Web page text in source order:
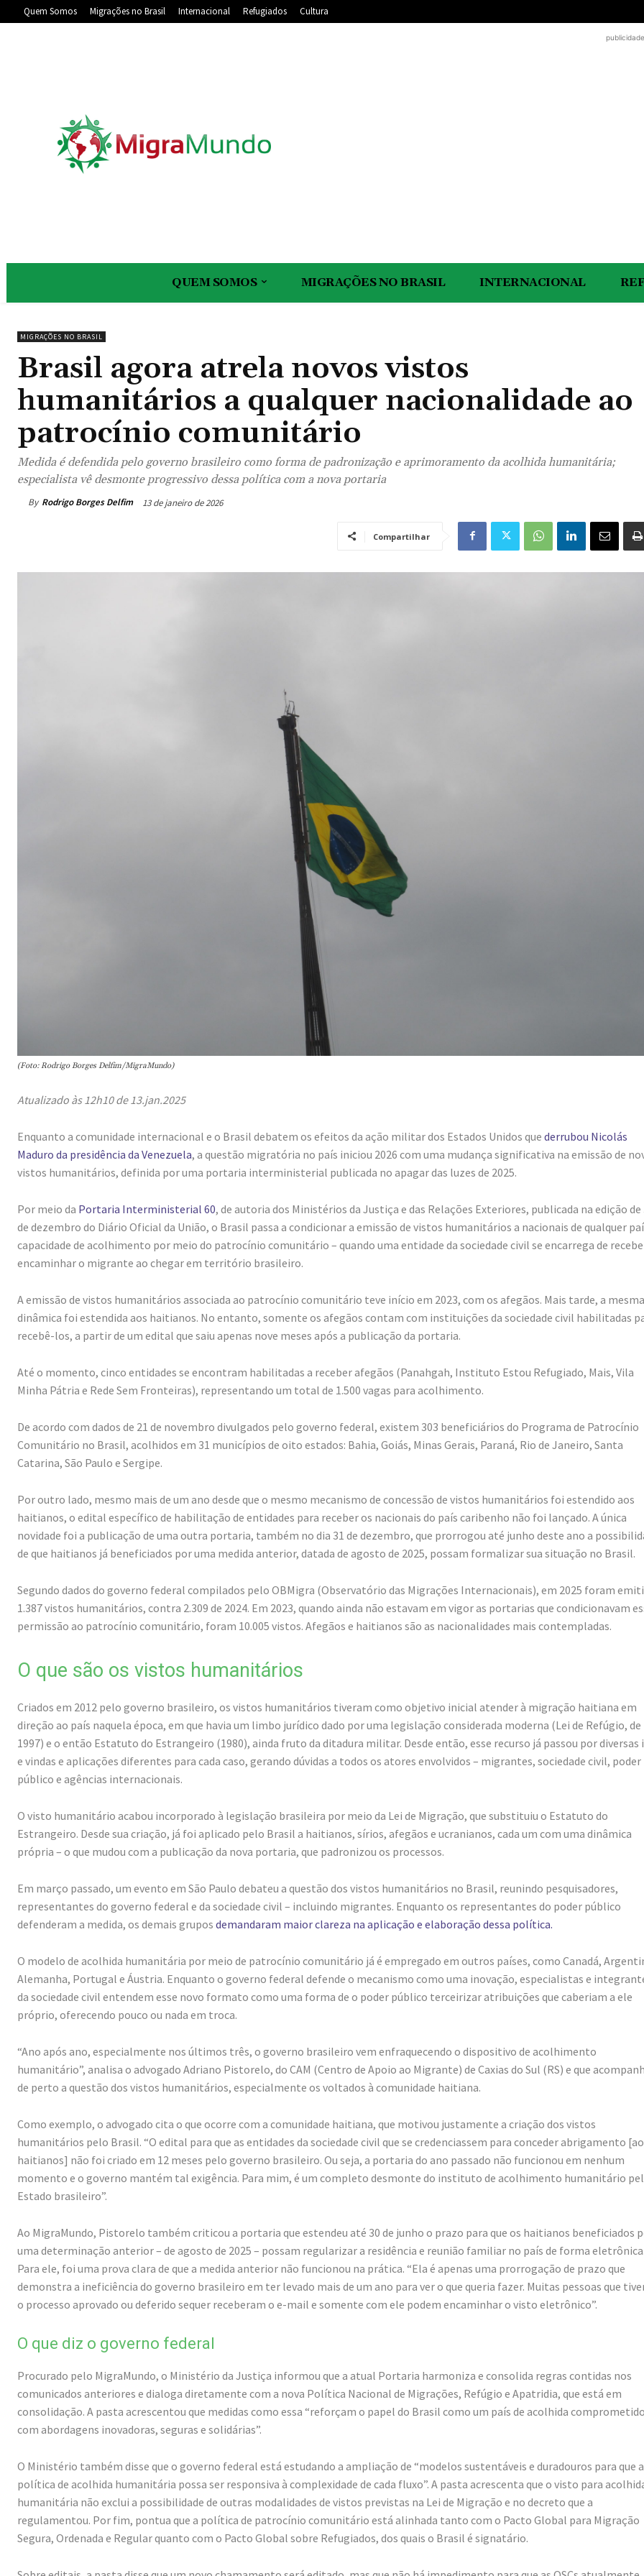
Quem Somos Migrações no Brasil Internacional Refugiados Cultura
QUEM SOMOS MIGRAÇÕES NO BRASIL INTERNACIONAL
MIGRAÇÕES NO BRASIL
Brasil agora atrela novos vistos
humanitários a qualquer nacionalidade ao
patrocínio comunitário
Medida é defendida pelo governo brasileiro como forma de padronização e aprimoramento da acolhida humanitária;
especialista vê desmonte progressivo dessa política com a nova portaria
By Rodrigo Borges Delfim 13 de janeiro de 2026
Compartilhar
(Foto: Rodrigo Borges Delfim/MigraMundo)
Atualizado às 12h10 de 13.jan.2025
Enquanto a comunidade internacional e o Brasil debatem os efeitos da ação militar dos Estados Unidos que derrubou Nicolás
Maduro da presidência da Venezuela, a questão migratória no país iniciou 2026 com uma mudança significativa na emissão de
vistos humanitários, definida por uma portaria interministerial publicada no apagar das luzes de 2025.
Por meio da Portaria Interministerial 60, de autoria dos Ministérios da Justiça e das Relações Exteriores, publicada na edição de
de dezembro do Diário Oficial da União, o Brasil passa a condicionar a emissão de vistos humanitários a nacionais de qualquer
capacidade de acolhimento por meio do patrocínio comunitário – quando uma entidade da sociedade civil se encarrega de
encaminhar o migrante ao chegar em território brasileiro.
A emissão de vistos humanitários associada ao patrocínio comunitário teve início em 2023, com os afegãos. Mais tarde, a mesma
dinâmica foi estendida aos haitianos. No entanto, somente os afegãos contam com instituições da sociedade civil habilitadas
recebê-los, a partir de um edital que saiu apenas nove meses após a publicação da portaria.
Até o momento, cinco entidades se encontram habilitadas a receber afegãos (Panahgah, Instituto Estou Refugiado, Mais, Vila
Minha Pátria e Rede Sem Fronteiras), representando um total de 1.500 vagas para acolhimento.
De acordo com dados de 21 de novembro divulgados pelo governo federal, existem 303 beneficiários do Programa de Patrocínio
Comunitário no Brasil, acolhidos em 31 municípios de oito estados: Bahia, Goiás, Minas Gerais, Paraná, Rio de Janeiro, Santa
Catarina, São Paulo e Sergipe.
Por outro lado, mesmo mais de um ano desde que o mesmo mecanismo de concessão de vistos humanitários foi estendido aos
haitianos, o edital específico de habilitação de entidades para receber os nacionais do país caribenho não foi lançado. A única
novidade foi a publicação de uma outra portaria, também no dia 31 de dezembro, que prorrogou até junho deste ano a
de que haitianos já beneficiados por uma medida anterior, datada de agosto de 2025, possam formalizar sua situação no Brasil.
Segundo dados do governo federal compilados pelo OBMigra (Observatório das Migrações Internacionais), em 2025 foram
1.387 vistos humanitários, contra 2.309 de 2024. Em 2023, quando ainda não estavam em vigor as portarias que condicionavam
permissão ao patrocínio comunitário, foram 10.005 vistos. Afegãos e haitianos são as nacionalidades mais contempladas.
O que são os vistos humanitários
Criados em 2012 pelo governo brasileiro, os vistos humanitários tiveram como objetivo inicial atender à migração haitiana em
direção ao país naquela época, em que havia um limbo jurídico dado por uma legislação considerada moderna (Lei de Refúgio, de
1997) e o então Estatuto do Estrangeiro (1980), ainda fruto da ditadura militar. Desde então, esse recurso já passou por diversas
e vindas e aplicações diferentes para cada caso, gerando dúvidas a todos os atores envolvidos – migrantes, sociedade civil, poder
público e agências internacionais.
O visto humanitário acabou incorporado à legislação brasileira por meio da Lei de Migração, que substituiu o Estatuto do
Estrangeiro. Desde sua criação, já foi aplicado pelo Brasil a haitianos, sírios, afegãos e ucranianos, cada um com uma dinâmica
própria – o que mudou com a publicação da nova portaria, que padronizou os processos.
Em março passado, um evento em São Paulo debateu a questão dos vistos humanitários no Brasil, reunindo pesquisadores,
representantes do governo federal e da sociedade civil – incluindo migrantes. Enquanto os representantes do poder público
defenderam a medida, os demais grupos demandaram maior clareza na aplicação e elaboração dessa política.
O modelo de acolhida humanitária por meio de patrocínio comunitário já é empregado em outros países, como Canadá,
Alemanha, Portugal e Áustria. Enquanto o governo federal defende o mecanismo como uma inovação, especialistas e
da sociedade civil entendem esse novo formato como uma forma de o poder público terceirizar atribuições que caberiam a ele
próprio, oferecendo pouco ou nada em troca.
“Ano após ano, especialmente nos últimos três, o governo brasileiro vem enfraquecendo o dispositivo de acolhimento
humanitário”, analisa o advogado Adriano Pistorelo, do CAM (Centro de Apoio ao Migrante) de Caxias do Sul (RS) e que
de perto a questão dos vistos humanitários, especialmente os voltados à comunidade haitiana.
Como exemplo, o advogado cita o que ocorre com a comunidade haitiana, que motivou justamente a criação dos vistos
humanitários pelo Brasil. “O edital para que as entidades da sociedade civil que se credenciassem para conceder abrigamento
haitianos] não foi criado em 12 meses pelo governo brasileiro. Ou seja, a portaria do ano passado não funcionou em nenhum
momento e o governo mantém tal exigência. Para mim, é um completo desmonte do instituto de acolhimento humanitário
Estado brasileiro”.
Ao MigraMundo, Pistorelo também criticou a portaria que estendeu até 30 de junho o prazo para que os haitianos beneficiados
uma determinação anterior – de agosto de 2025 – possam regularizar a residência e reunião familiar no país de forma
Para ele, foi uma prova clara de que a medida anterior não funcionou na prática. “Ela é apenas uma prorrogação de prazo que
demonstra a ineficiência do governo brasileiro em ter levado mais de um ano para ver o que queria fazer. Muitas pessoas que
o processo aprovado ou deferido sequer receberam o e-mail e somente com ele podem encaminhar o visto eletrônico”.
O que diz o governo federal
Procurado pelo MigraMundo, o Ministério da Justiça informou que a atual Portaria harmoniza e consolida regras contidas nos
comunicados anteriores e dialoga diretamente com a nova Política Nacional de Migrações, Refúgio e Apatridia, que está em
consolidação. A pasta acrescentou que medidas como essa “reforçam o papel do Brasil como um país de acolhida
com abordagens inovadoras, seguras e solidárias”.
O Ministério também disse que o governo federal está estudando a ampliação de “modelos sustentáveis e duradouros para que a
política de acolhida humanitária possa ser responsiva à complexidade de cada fluxo”. A pasta acrescenta que o visto para
humanitária não exclui a possibilidade de outras modalidades de vistos previstas na Lei de Migração e no decreto que a
regulamentou. Por fim, pontua que a política de patrocínio comunitário está alinhada tanto com o Pacto Global para Migração
Segura, Ordenada e Regular quanto com o Pacto Global sobre Refugiados, dos quais o Brasil é signatário.